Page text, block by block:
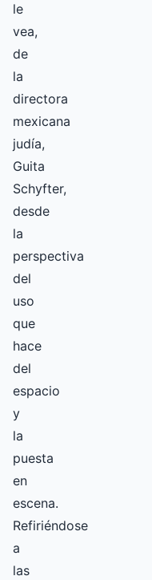
le
vea,
de
la
directora
mexicana
judía,
Guita
Schyfter,
desde
la
perspectiva
del
uso
que
hace
del
espacio
y
la
puesta
en
escena.
Refiriéndose
a
las